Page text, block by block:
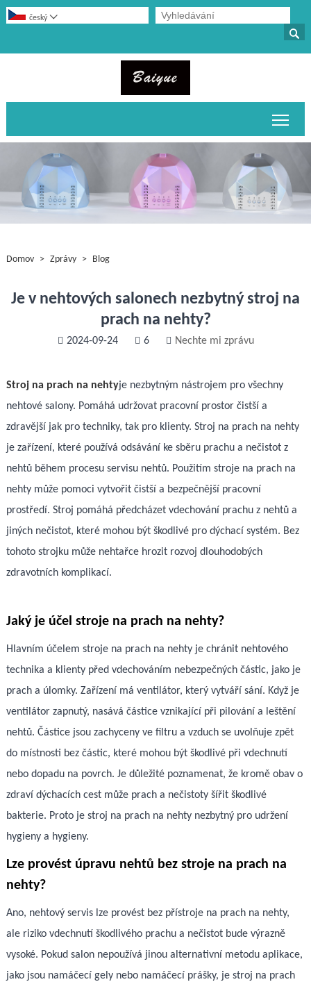

český 
Domov > Zprávy > Blog
Je v nehtových salonech nezbytný stroj na
prach na nehty?
2024-09-24 6 Nechte mi zprávu
Stroj na prach na nehtyje nezbytným nástrojem pro všechny
nehtové salony. Pomáhá udržovat pracovní prostor čistší a
zdravější jak pro techniky, tak pro klienty. Stroj na prach na nehty
je zařízení, které používá odsávání ke sběru prachu a nečistot z
nehtů během procesu servisu nehtů. Použitím stroje na prach na
nehty může pomoci vytvořit čistší a bezpečnější pracovní
prostředí. Stroj pomáhá předcházet vdechování prachu z nehtů a
jiných nečistot, které mohou být škodlivé pro dýchací systém. Bez
tohoto strojku může nehtařce hrozit rozvoj dlouhodobých
zdravotních komplikací.
Jaký je účel stroje na prach na nehty?
Hlavním účelem stroje na prach na nehty je chránit nehtového
technika a klienty před vdechováním nebezpečných částic, jako je
prach a úlomky. Zařízení má ventilátor, který vytváří sání. Když je
ventilátor zapnutý, nasává částice vznikající při pilování a leštění
nehtů. Částice jsou zachyceny ve filtru a vzduch se uvolňuje zpět
do místnosti bez částic, které mohou být škodlivé při vdechnutí
nebo dopadu na povrch. Je důležité poznamenat, že kromě obav o
zdraví dýchacích cest může prach a nečistoty šířit škodlivé
bakterie. Proto je stroj na prach na nehty nezbytný pro udržení
hygieny a hygieny.
Lze provést úpravu nehtů bez stroje na prach na
nehty?
Ano, nehtový servis lze provést bez přístroje na prach na nehty,
ale riziko vdechnutí škodlivého prachu a nečistot bude výrazně
vysoké. Pokud salon nepoužívá jinou alternativní metodu aplikace,
jako jsou namáčecí gely nebo namáčecí prášky, je stroj na prach